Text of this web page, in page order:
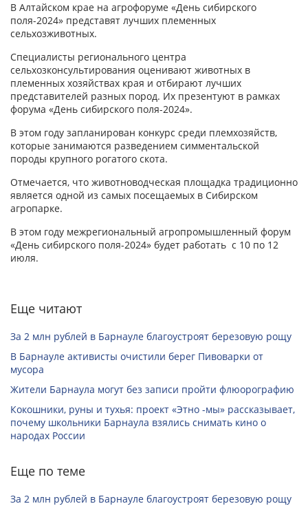
В Алтайском крае на агрофоруме «День сибирского
поля-2024» представят лучших племенных
сельхозживотных.
Специалисты регионального центра
сельхозконсультирования оценивают животных в
племенных хозяйствах края и отбирают лучших
представителей разных пород. Их презентуют в рамках
форума «День сибирского поля-2024».
В этом году запланирован конкурс среди племхозяйств,
которые занимаются разведением симментальской
породы крупного рогатого скота.
Отмечается, что животноводческая площадка традиционно
является одной из самых посещаемых в Сибирском
агропарке.
В этом году межрегиональный агропромышленный форум
«День сибирского поля-2024» будет работать с 10 по 12
июля.
Еще читают
За 2 млн рублей в Барнауле благоустроят березовую рощу
В Барнауле активисты очистили берег Пивоварки от
мусора
Жители Барнаула могут без записи пройти флюорографию
Кокошники, руны и тухья: проект «Этно -мы» рассказывает,
почему школьники Барнаула взялись снимать кино о
народах России
Еще по теме
За 2 млн рублей в Барнауле благоустроят березовую рощу